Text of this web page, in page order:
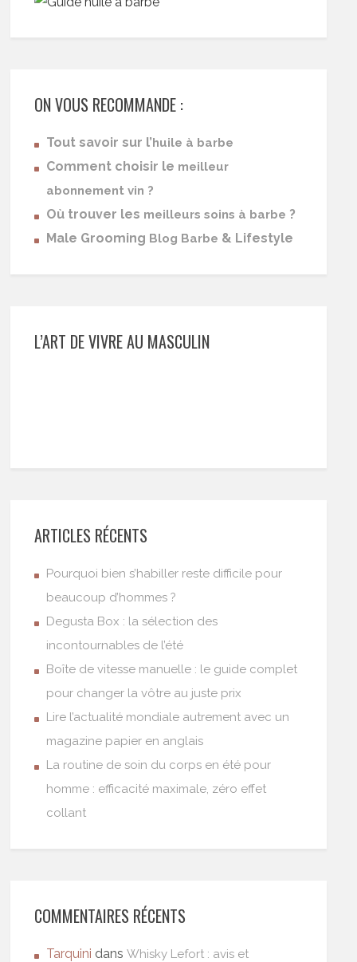
ON VOUS RECOMMANDE :
Tout savoir sur l’huile à barbe
Comment choisir le meilleur
abonnement vin ?
Où trouver les meilleurs soins à barbe ?
Male Grooming Blog Barbe & Lifestyle
L’ART DE VIVRE AU MASCULIN
ARTICLES RÉCENTS
Pourquoi bien s’habiller reste difficile pour
beaucoup d’hommes ?
Degusta Box : la sélection des
incontournables de l’été
Boîte de vitesse manuelle : le guide complet
pour changer la vôtre au juste prix
Lire l’actualité mondiale autrement avec un
magazine papier en anglais
La routine de soin du corps en été pour
homme : efficacité maximale, zéro effet
collant
COMMENTAIRES RÉCENTS
Tarquini dansWhisky Lefort : avis et